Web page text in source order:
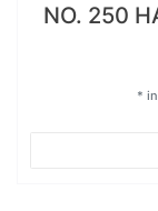
NO. 250
*